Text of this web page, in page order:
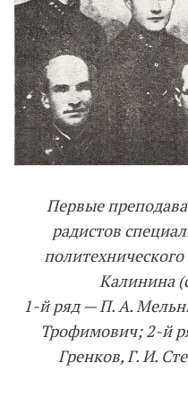
Первые
радистов
Калинина
1-й ряд — П. А.
Трофимович; 2-й
Гренков, Г. И.